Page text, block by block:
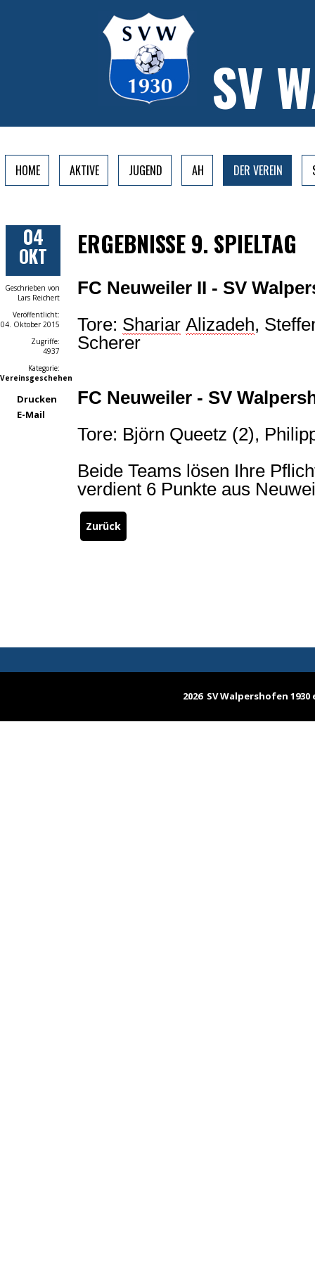
SV
HOME AKTIVE JUGEND AH DER VEREIN
04
OKT
Geschrieben von
Lars Reichert
Veröffentlicht:
04. Oktober 2015
Zugriffe:
4937
Kategorie:
Vereinsgeschehen
Drucken
E-Mail
ERGEBNISSE 9. SPIELTAG
FC Neuweiler II - SV
Tore: Shariar Alizadeh,
Scherer
FC Neuweiler - SV
Tore: Björn Queetz (2),
Beide Teams lösen Ihre
verdient 6 Punkte aus
Zurück
2026 SV Walpershofen